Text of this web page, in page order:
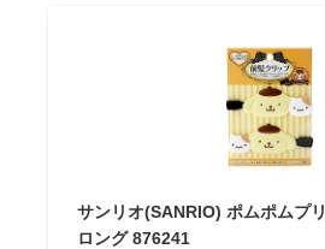
サンリオ(SANRIO) ポムポムプ
ロング 876241